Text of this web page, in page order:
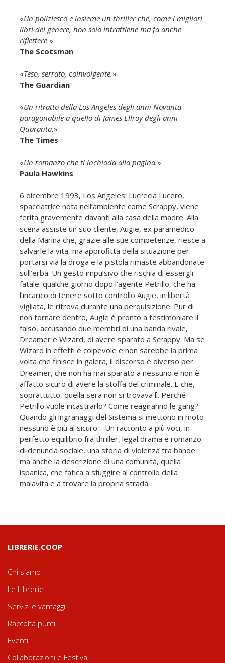
«Un poliziesco e insieme un thriller che, come i migliori
libri del genere, non solo intrattiene ma fa anche
riflettere »
The Scotsman
«Teso, serrato, coinvolgente.»
The Guardian
«Un ritratto della Los Angeles degli anni Novanta
paragonabile a quello di James Ellroy degli anni
Quaranta.»
The Times
«Un romanzo che ti inchioda alla pagina.»
Paula Hawkins
6 dicembre 1993, Los Angeles: Lucrecia Lucero,
spacciatrice nota nell’ambiente come Scrappy, viene
ferita gravemente davanti alla casa della madre. Alla
scena assiste un suo cliente, Augie, ex paramedico
della Marina che, grazie alle sue competenze, riesce a
salvarle la vita, ma approfitta della situazione per
portarsi via la droga e la pistola rimaste abbandonate
sull’erba. Un gesto impulsivo che rischia di essergli
fatale: qualche giorno dopo l’agente Petrillo, che ha
l’incarico di tenere sotto controllo Augie, in libertà
vigilata, le ritrova durante una perquisizione. Pur di
non tornare dentro, Augie è pronto a testimoniare il
falso, accusando due membri di una banda rivale,
Dreamer e Wizard, di avere sparato a Scrappy. Ma se
Wizard in effetti è colpevole e non sarebbe la prima
volta che finisce in galera, il discorso è diverso per
Dreamer, che non ha mai sparato a nessuno e non è
affatto sicuro di avere la stoffa del criminale. E che,
soprattutto, quella sera non si trovava lì. Perché
Petrillo vuole incastrarlo? Come reagiranno le gang?
Quando gli ingranaggi del Sistema si mettono in moto
nessuno è più al sicuro… Un racconto a più voci, in
perfetto equilibrio fra thriller, legal drama e romanzo
di denuncia sociale, una storia di violenza tra bande
ma anche la descrizione di una comunità, quella
ispanica, che fatica a sfuggire al controllo della
malavita e a trovare la propria strada.
LIBRERIE.COOP
Chi siamo
Le Librerie
Servizi e vantaggi
Raccolta punti
Eventi
Collaborazioni e Festival